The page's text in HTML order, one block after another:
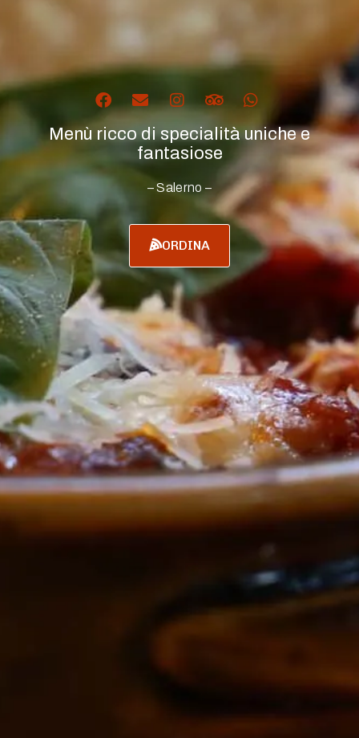
Menù ricco di specialità uniche e
fantasiose
– Salerno –
ORDINA